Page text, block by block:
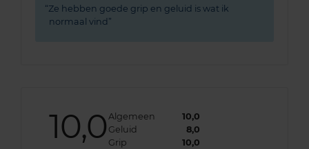
Ze hebben goede grip en geluid is wat ik
normaal vind
10,0 Algemeen
10,0
Geluid
8,0
Grip
10,0